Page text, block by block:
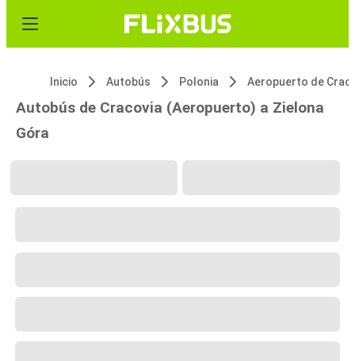
Inicio Autobús Polonia
Autobús de Cracovia (Aeropuerto) a Zielona
Góra